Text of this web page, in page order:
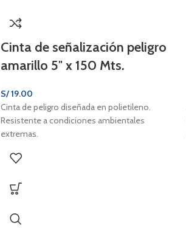
Cinta de señalización peligro
amarillo 5″ x 150 Mts.
S/19.00
Cinta de peligro diseñada en polietileno.
Resistente a condiciones ambientales
extremas.
requiere restringir el paso de personas.